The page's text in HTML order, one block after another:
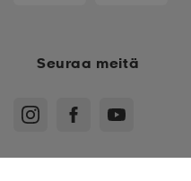
Seuraa meitä